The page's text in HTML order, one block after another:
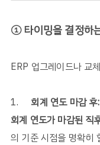
① 타이밍을 결정하
ERP 업그레이드나 교
1. 회계 연도 마감 후:
회계 연도가 마감된 직
의 기준 시점을 명확히